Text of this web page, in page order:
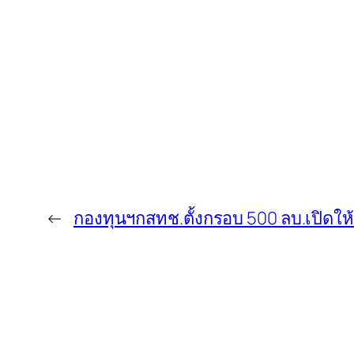
← กองทุนฯกสทช.ตั้งกรอบ 500 ลบ.เปิด